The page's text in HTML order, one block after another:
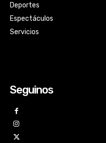
Deportes
Espectáculos
Servicios
Seguinos